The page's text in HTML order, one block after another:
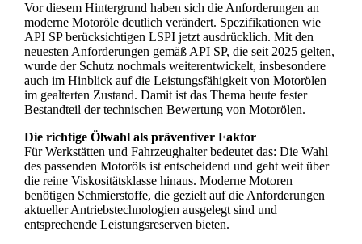
Vor diesem Hintergrund haben sich die Anforderungen an
moderne Motoröle deutlich verändert. Spezifikationen wie
API SP berücksichtigen LSPI jetzt ausdrücklich. Mit den
neuesten Anforderungen gemäß API SP, die seit 2025 gelten,
wurde der Schutz nochmals weiterentwickelt, insbesondere
auch im Hinblick auf die Leistungsfähigkeit von Motorölen
im gealterten Zustand. Damit ist das Thema heute fester
Bestandteil der technischen Bewertung von Motorölen.
Die richtige Ölwahl als präventiver Faktor
Für Werkstätten und Fahrzeughalter bedeutet das: Die Wahl
des passenden Motoröls ist entscheidend und geht weit über
die reine Viskositätsklasse hinaus. Moderne Motoren
benötigen Schmierstoffe, die gezielt auf die Anforderungen
aktueller Antriebstechnologien ausgelegt sind und
entsprechende Leistungsreserven bieten.